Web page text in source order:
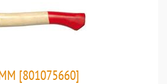
[801075660]